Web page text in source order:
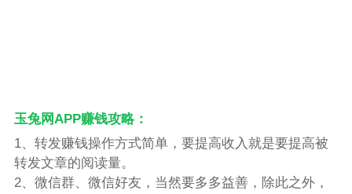
玉兔网APP赚钱攻略：
1、转发赚钱操作方式简单，要提高收入就是要提高被
转发文章的阅读量。
2、微信群、微信好友，当然要多多益善，除此之外，